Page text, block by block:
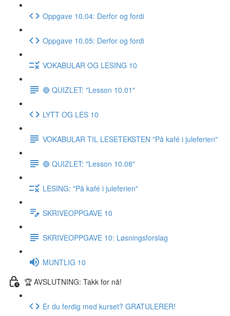
Oppgave 10.04: Derfor og fordi
Oppgave 10.05: Derfor og fordi
VOKABULAR OG LESING 10
🔵 QUIZLET: "Lesson 10.01"
LYTT OG LES 10
VOKABULAR TIL LESETEKSTEN "På kafé i juleferien"
🔵 QUIZLET: "Lesson 10.08"
LESING: "På kafé i juleferien"
SKRIVEOPPGAVE 10
SKRIVEOPPGAVE 10: Løsningsforslag
MUNTLIG 10
🏆 AVSLUTNING: Takk for nå!
Er du ferdig med kurset? GRATULERER!